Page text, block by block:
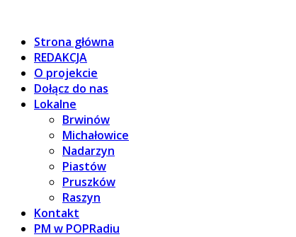
Strona główna
REDAKCJA
O projekcie
Dołącz do nas
Lokalne
Brwinów
Michałowice
Nadarzyn
Piastów
Pruszków
Raszyn
Kontakt
PM w POPRadiu